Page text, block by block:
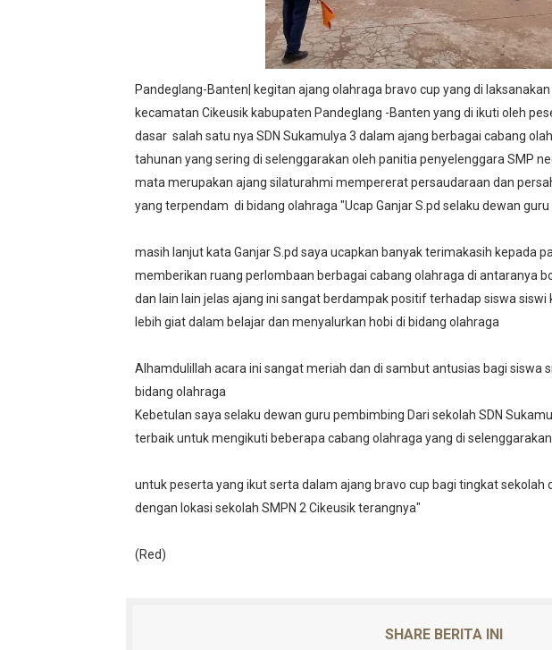
Dilaporkan Kuasa Hukum Bupati Bombana:
SMPN 2 Diminati Warga, Namun Bangunan Tua
Dugaan Pungli di Samsat Kota Bogor, Wartawan
Kasihumas Polres Lebak: Kasus Dugaan
Sudah Seharusnya Wartawan Mengelola Website
‎Pandeglang-Banten| kegitan ajang olahraga bravo cup yang di
kecamatan Cikeusik kabupaten Pandeglang -Banten yang di ikuti oleh
dasar salah satu nya SDN Sukamulya 3 dalam ajang berbagai cabang
tahunan yang sering di selenggarakan oleh panitia penyelenggara SMP
mata merupakan ajang silaturahmi mempererat persaudaraan dan
yang terpendam di bidang olahraga "Ucap Ganjar S.pd selaku dewan
‎masih lanjut kata Ganjar S.pd saya ucapkan banyak terimakasih kepada
memberikan ruang perlombaan berbagai cabang olahraga di antaranya
dan lain lain jelas ajang ini sangat berdampak positif terhadap siswa siswi
‎lebih giat dalam belajar dan menyalurkan hobi di bidang olahraga
Alhamdulillah acara ini sangat meriah dan di sambut antusias bagi siswa
bidang olahraga
Kebetulan saya selaku dewan guru pembimbing Dari sekolah SDN
terbaik untuk mengikuti beberapa cabang olahraga yang di
untuk peserta yang ikut serta dalam ajang bravo cup bagi tingkat sekolah
dengan lokasi sekolah SMPN 2 Cikeusik terangnya"
‎(Red)
SHARE BERITA INI